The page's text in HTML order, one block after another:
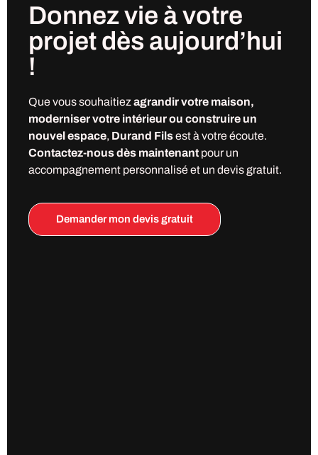
Donnez vie à votre
projet dès aujourd’hui
!
Que vous souhaitiez agrandir votre maison,
moderniser votre intérieur ou construire un
nouvel espace, Durand Filsest à votre écoute.
Contactez-nous dès maintenant pour un
accompagnement personnalisé et un devis gratuit.
Demander mon devis gratuit